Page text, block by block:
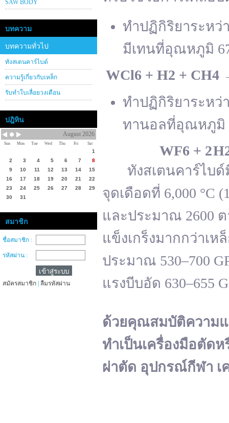
SAW BODY
บทความ
บทความทั่วไป
ทังสเตนคาร์ไบด์
ความรู้เกี่ยวกับเหล็ก
รับทำใบเลื่อยวงเดือน
ปฎิทิน
August 2026
Sun Mon Tue Wed Thu Fri Sat
1
2
3 4 5 6 7
8
9
10 11 12 13 14
15
16
17 18 19 20 21
22
23
24 25 26 27 28
29
30
31
สมาชิก
ชื่อสมาชิก :
รหัสผ่าน :
สมัครสมาชิก ลืมรหัสผ่าน
ทำปฏิกิริยาระหว่
มีเทนที่อุณหภูมิ
WCl6 + H2 + CH4
ทำปฏิกิริยาระหว่
ทานอลที่อุณหภูมิ
WF6 + 2 H
ทังสเตนคาร์ไบด์มี
จุดเดือดที่ 6,000 °C
และประมาณ 2600
แข็งเกร็งมากกว่าเ
ประมาณ 530–700
แรงบีบอัด 630–655
ด้วยคุณสมบัติความแ
ทำเป็นเครื่องมือตัดห
ผ่าตัด อุปกรณ์กีฬา เ